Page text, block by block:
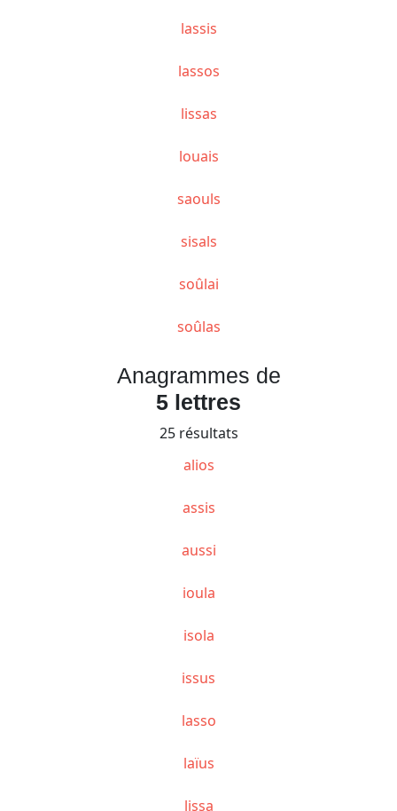
lassis
lassos
lissas
louais
saouls
sisals
soûlai
soûlas
Anagrammes de
5 lettres
25 résultats
alios
assis
aussi
ioula
isola
issus
lasso
laïus
lissa